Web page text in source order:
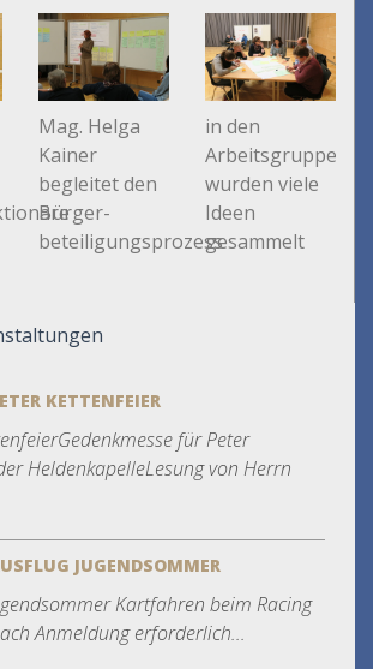
Mag. Helga
Kainer
begleitet den
Bürger-
beteiligungsprozess
in den
Arbeitsgruppen
wurden viele
Ideen
gesammelt
KETTENFEIER
für Peter
HeldenkapelleLesung von Herrn
JUGENDSOMMER
Kartfahren beim Racing
Anmeldung erforderlich...